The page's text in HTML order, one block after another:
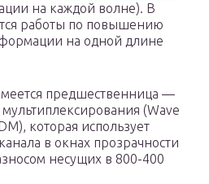
на каждой волне). В
работы по повышению
на одной длине
предшественница —
(Wave
которая использует
в окнах прозрачности
несущих в 800-400